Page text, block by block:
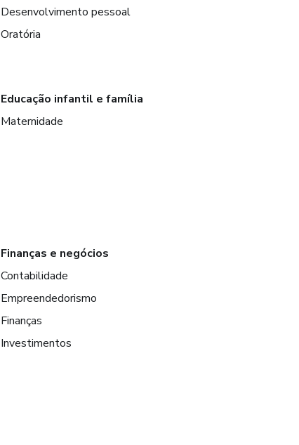
Desenvolvimento pessoal
Oratória
Educação infantil e família
Maternidade
Finanças e negócios
Contabilidade
Empreendedorismo
Finanças
Investimentos